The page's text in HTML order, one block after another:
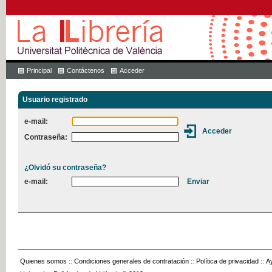
Principal Contáctenos Acceder
Usuario registrado
e-mail:
Contraseña:
¿Olvidó su contraseña?
e-mail:
Quienes somos :: Condiciones generales de contratación :: Política de privacidad ::